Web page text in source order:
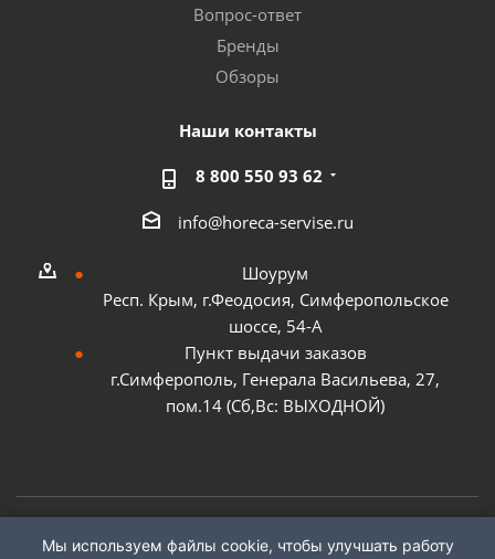
Вопрос-ответ
Бренды
Обзоры
Наши контакты
8 800 550 93 62
info@horeca-servise.ru
Шоурум
Респ. Крым, г.Феодосия, Симферопольское
шоссе, 54-А
Пункт выдачи заказов
г.Симферополь, Генерала Васильева, 27,
пом.14 (Сб,Вс: ВЫХОДНОЙ)
2026 ©ГК "ХоРеКа Сервис"
Мы используем файлы cookie, чтобы улучшать работу